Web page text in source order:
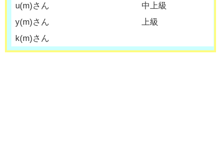
u(m)さん
中上級
y(m)さん
上級
k(m)さん